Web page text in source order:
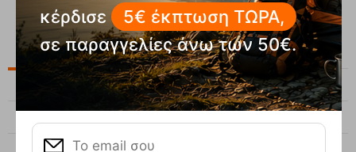
ΑΡΧΕΙΟ
Φεβρουάριος, 2026
κέρδισε
5€ έκπτωση ΤΩΡΑ,
σε παραγγελίες άνω των 50€.